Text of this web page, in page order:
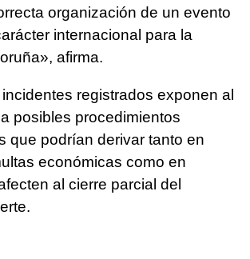
organización de un evento
internacional para la
afirma.
registrados exponen al
posibles procedimientos
que podrían derivar tanto en
económicas como en
al cierre parcial del